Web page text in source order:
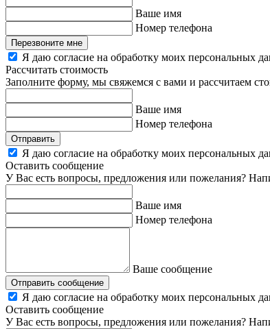
Ваше имя
Номер телефона
Перезвоните мне
Я даю согласие на обработку моих персональных
Рассчитать стоимость
Заполните форму, мы свяжемся с вами и рассчитаем
Ваше имя
Номер телефона
Отправить
Я даю согласие на обработку моих персональных
Оставить сообщение
У Вас есть вопросы, предложения или пожелания?
Ваше имя
Номер телефона
Ваше сообщение
Отправить сообщение
Я даю согласие на обработку моих персональных
Оставить сообщение
У Вас есть вопросы, предложения или пожелания?